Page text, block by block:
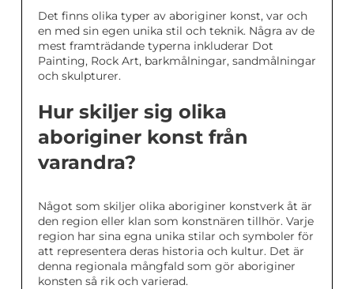
Det finns olika typer av aboriginer konst, var och
en med sin egen unika stil och teknik. Några av de
mest framträdande typerna inkluderar Dot
Painting, Rock Art, barkmålningar, sandmålningar
och skulpturer.
Hur skiljer sig olika
aboriginer konst från
varandra?
Något som skiljer olika aboriginer konstverk åt är
den region eller klan som konstnären tillhör. Varje
region har sina egna unika stilar och symboler för
att representera deras historia och kultur. Det är
denna regionala mångfald som gör aboriginer
konsten så rik och varierad.